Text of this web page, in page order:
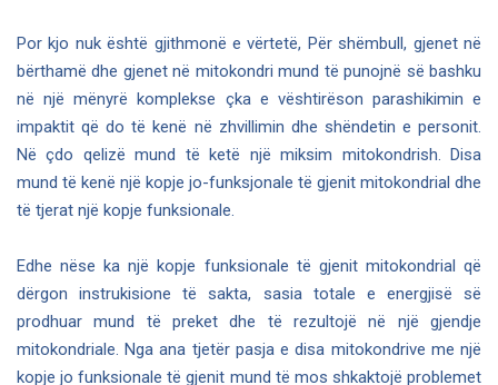
Por kjo nuk është gjithmonë e vërtetë, Për shëmbull, gjenet në
bërthamë dhe gjenet në mitokondri mund të punojnë së bashku
në një mënyrë komplekse çka e vështirëson parashikimin e
impaktit që do të kenë në zhvillimin dhe shëndetin e personit.
Në çdo qelizë mund të ketë një miksim mitokondrish. Disa
mund të kenë një kopje jo-funksjonale të gjenit mitokondrial dhe
të tjerat një kopje funksionale.
Edhe nëse ka një kopje funksionale të gjenit mitokondrial që
dërgon instrukisione të sakta, sasia totale e energjisë së
prodhuar mund të preket dhe të rezultojë në një gjendje
mitokondriale. Nga ana tjetër pasja e disa mitokondrive me një
kopje jo funksionale të gjenit mund të mos shkaktojë problemet